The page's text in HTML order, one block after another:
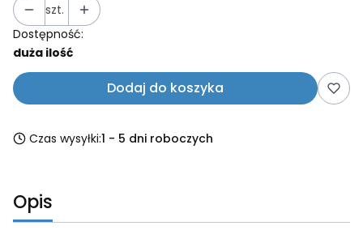
szt.
Dostępność:
duża ilość
Dodaj do koszyka
Czas wysyłki:1 - 5 dni roboczych
Opis